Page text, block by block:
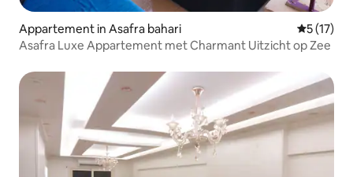
Appartement in Asafra bahari
5 (17)
Asafra Luxe Appartement met Charmant Uitzicht op Zee